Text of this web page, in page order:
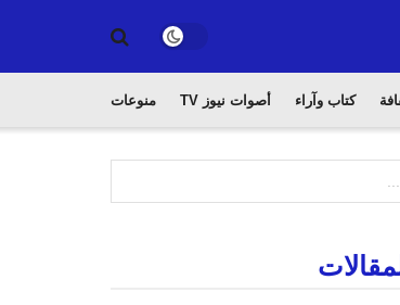
كتاب وآراء أصوات نيوز TV منوعات